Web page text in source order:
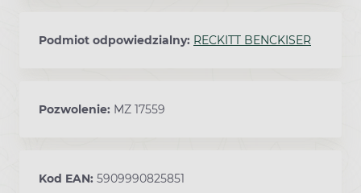
Podmiot odpowiedzialny: RECKITT BENCKISER
Pozwolenie: MZ 17559
Kod EAN: 5909990825851